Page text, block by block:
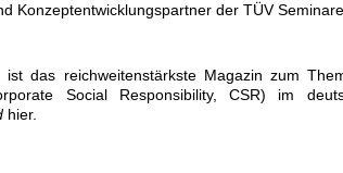
Konzeptentwicklungspartner der TÜV
ist das reichweitenstärkste Magazin zum
Social Responsibility, CSR) im
hier.